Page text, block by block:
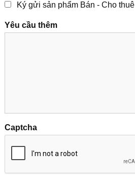
Ký gửi sản phẩm Bán - Cho thuê
Yêu cầu thêm
Captcha